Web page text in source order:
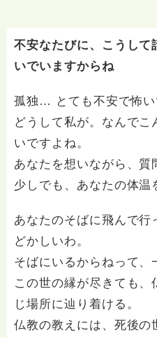
不安なたびに、こうして
いでいますからね
孤独… とても不安で怖い
どうして私が。なんでこ
いですよね。
あなたを想いながら、質
少しでも、あなたの体温
あなたのそばに飛んで行
どかしいわ。
そばにいるからねって
この世の縁が尽きても、
じ場所に辿り着ける。
仏教の教えには、死後の